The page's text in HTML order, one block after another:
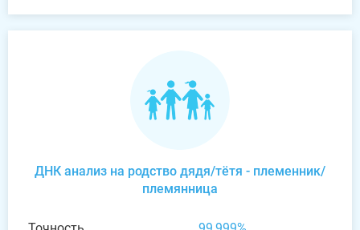
ДНК анализ на родство дядя/тётя - племенник/
племянница